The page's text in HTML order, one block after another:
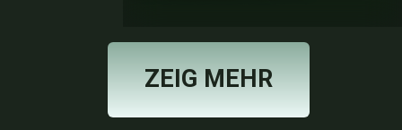
ZEIG MEHR